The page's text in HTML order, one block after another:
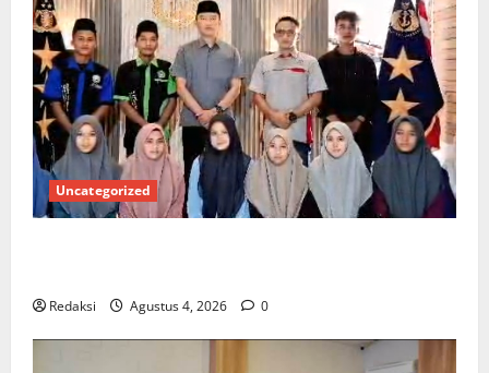
Uncategorized
Redaksi Agustus 4, 2026 0